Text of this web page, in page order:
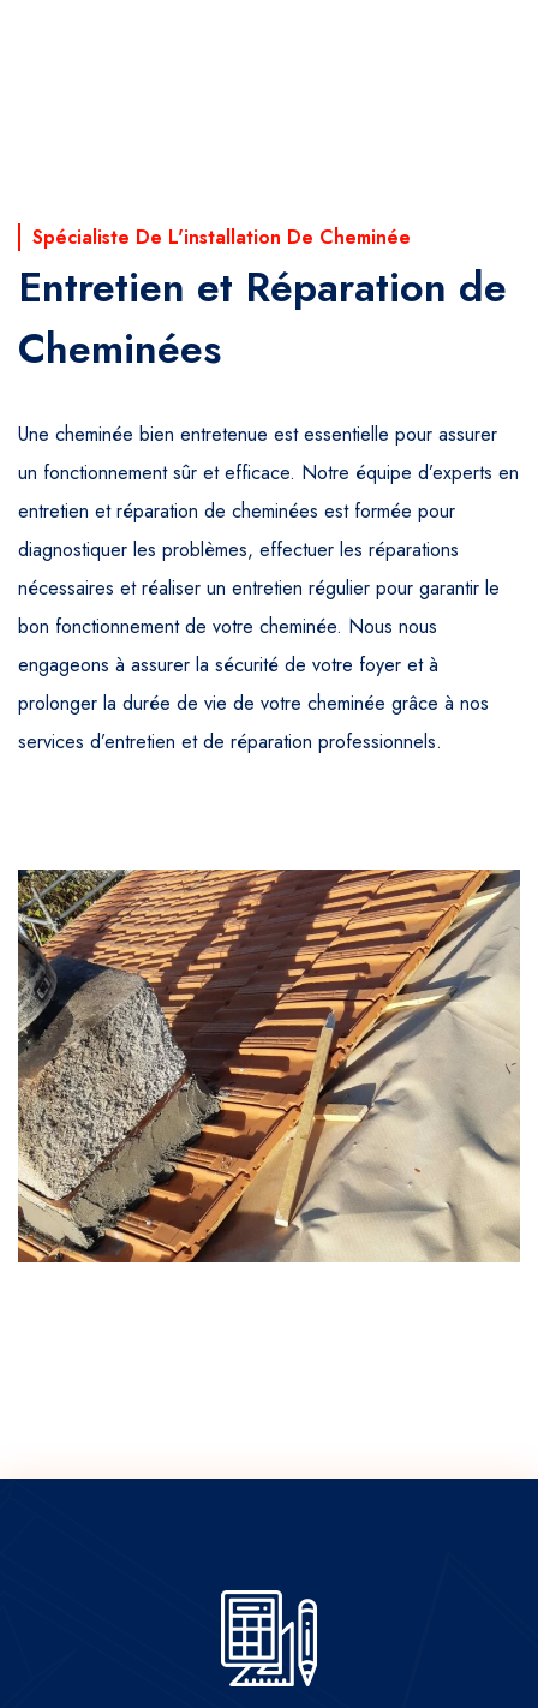
Spécialiste De L'installation De Cheminée
Entretien et Réparation de
Cheminées
Une cheminée bien entretenue est essentielle pour assurer
un fonctionnement sûr et efficace. Notre équipe d’experts en
entretien et réparation de cheminées est formée pour
diagnostiquer les problèmes, effectuer les réparations
nécessaires et réaliser un entretien régulier pour garantir le
bon fonctionnement de votre cheminée. Nous nous
engageons à assurer la sécurité de votre foyer et à
prolonger la durée de vie de votre cheminée grâce à nos
services d’entretien et de réparation professionnels.